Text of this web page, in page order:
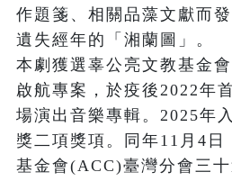
作題箋、相關品藻文獻而
遺失經年的「湘蘭圖」。
本劇獲選辜公亮文教基金
啟航專案，於疫後2022年
場演出音樂專輯。2025年
獎二項獎項。同年11月4日
基金會(ACC)臺灣分會三